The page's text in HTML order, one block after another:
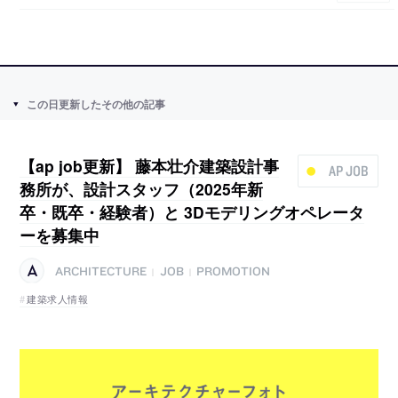
この日更新したその他の記事
AP JOB
【ap job更新】 藤本壮介建築設計事
務所が、設計スタッフ（2025年新
卒・既卒・経験者）と 3Dモデリングオペレータ
ーを募集中
ARCHITECTURE JOB
PROMOTION
建築求人情報